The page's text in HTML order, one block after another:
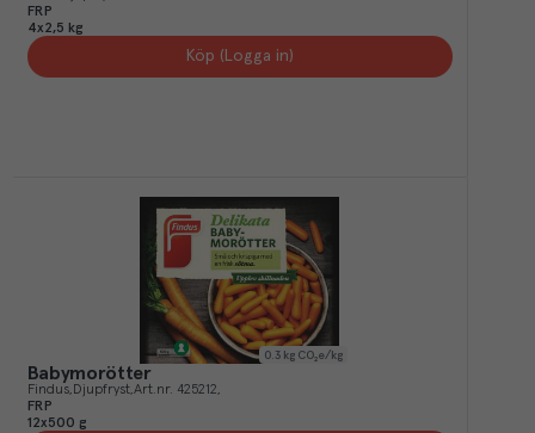
FRP
4x2,5 kg
Köp (Logga in)
0.3 kg CO₂e/kg
Babymorötter
Findus Djupfryst Art.nr. 425212
FRP
12x500 g